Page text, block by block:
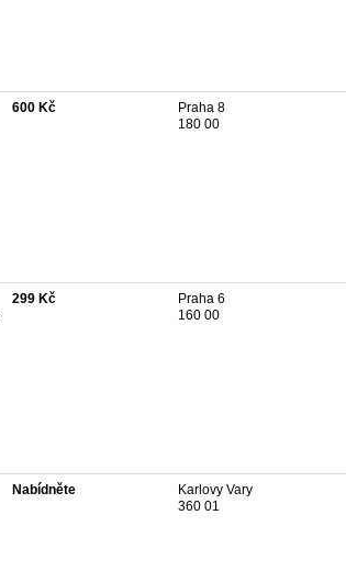
600 Kč
Praha 8
180 00
299 Kč
Praha 6
160 00
Nabídněte
Karlovy Vary
360 01